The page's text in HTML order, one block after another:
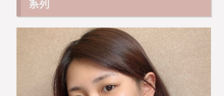
系列